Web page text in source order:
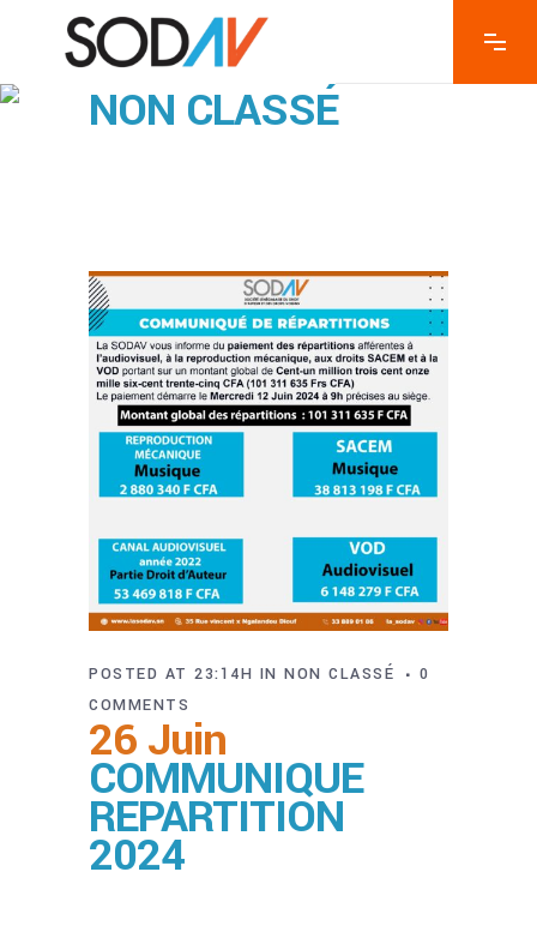
NON CLASSÉ
26 Juin
COMMUNIQUE
REPARTITION
2024
POSTED AT 23:14H IN NON CLASSÉ
0
COMMENTS